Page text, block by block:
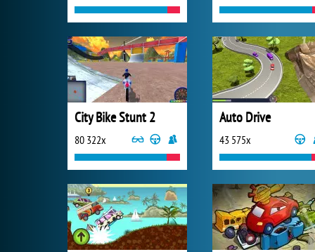
City Bike Stunt 2
80 322x
Auto Drive
43 575x